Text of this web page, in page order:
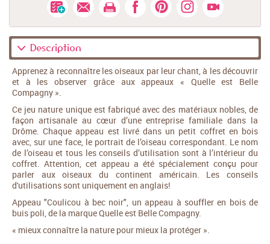
Description
Apprenez à reconnaître les oiseaux par leur chant, à les découvrir
et à les observer grâce aux appeaux « Quelle est Belle
Compagny ».
Ce jeu nature unique est fabriqué avec des matériaux nobles, de
façon artisanale au cœur d’une entreprise familiale dans la
Drôme. Chaque appeau est livré dans un petit coffret en bois
avec, sur une face, le portrait de l’oiseau correspondant. Le nom
de l’oiseau et tous les conseils d’utilisation sont à l’intérieur du
coffret. Attention, cet appeau a été spécialement conçu pour
parler aux oiseaux du continent américain. Les conseils
d'utilisations sont uniquement en anglais!
Appeau "Coulicou à bec noir", un appeau à souffler en bois de
buis poli, de la marque Quelle est Belle Compagny.
« mieux connaître la nature pour mieux la protéger ».